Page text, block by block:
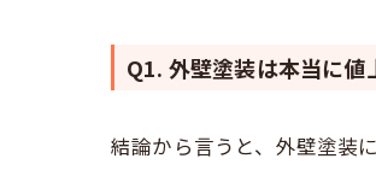
Q1. 外壁塗装は本当に値
結論から言うと、外壁塗装